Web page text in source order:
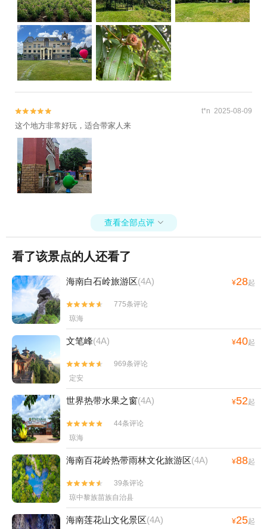

 t*n 2025-08-09
这个地方非常好玩，适合带家人来
查看全部点评 
看了该景点的人还看了
海南白石岭旅游区(4A) ¥28起


775条评论
琼海
文笔峰(4A) ¥40起


969条评论
定安
世界热带水果之窗(4A) ¥52起


44条评论
琼海
海南百花岭热带雨林文化旅游区(4A) ¥88起


39条评论
琼中黎族苗族自治县
海南莲花山文化景区(4A) ¥25起